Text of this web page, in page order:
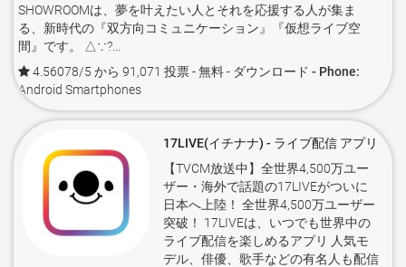
SHOWROOMは、夢を叶えたい人とそれを応援する人が集ま
る、新時代の『双方向コミュニケーション』『仮想ライブ空
間』です。 △∵?...
4.56078/5 から 91,071 投票- 無料 - ダウンロード - Phone:
Android Smartphones
17LIVE(イチナナ) - ライブ配信 アプリ
【TVCM放送中】全世界4,500万ユー
ザー・海外で話題の17LIVEがついに
日本へ上陸！ 全世界4,500万ユーザー
突破！ 17LIVEは、いつでも世界中の
ライブ配信を楽しめるアプリ 人気モ
デル、俳優、歌手などの有名人も配信